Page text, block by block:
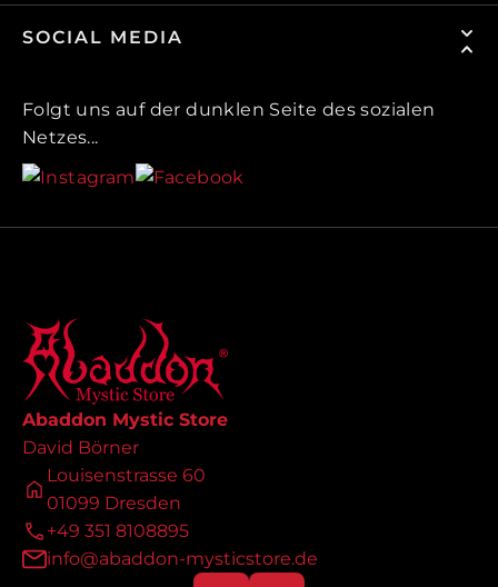
SOCIAL MEDIA
Folgt uns auf der dunklen Seite des sozialen
Netzes...
Abaddon Mystic Store
David Börner
Louisenstrasse 60
01099 Dresden
+49 351 8108895
info@abaddon-mysticstore.de